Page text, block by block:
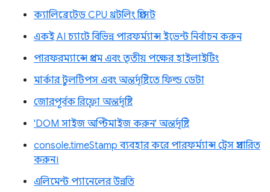
ক্যালিব্রেটেড CPU থ্রটলিং প্রিসেট
একই AI চ্যাটে বিভিন্ন পারফর্ম্যান্স ইভেন্ট নির্বাচন করুন
পারফরম্যান্সে প্রথম এবং তৃতীয় পক্ষের হাইলাইটিং
মার্কার টুলটিপস এবং অন্তর্দৃষ্টিতে ফিল্ড ডেটা
জোরপূর্বক রিফ্লো অন্তর্দৃষ্টি
'DOM সাইজ অপ্টিমাইজ করুন' অন্তর্দৃষ্টি
console.timeStamp ব্যবহার করে পারফর্ম্যান্স ট্রেস প্রসারিত
করুন।
এলিমেন্ট প্যানেলের উন্নতি